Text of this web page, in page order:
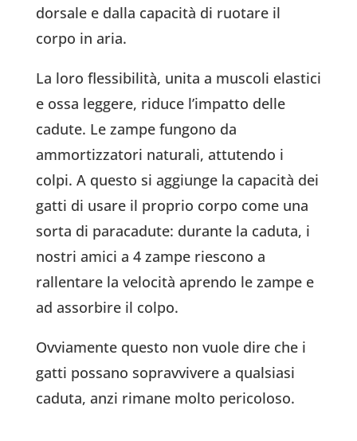
dorsale e dalla capacità di ruotare il
corpo in aria.
La loro flessibilità, unita a muscoli elastici
e ossa leggere, riduce l’impatto delle
cadute. Le zampe fungono da
ammortizzatori naturali, attutendo i
colpi. A questo si aggiunge la capacità dei
gatti di usare il proprio corpo come una
sorta di paracadute: durante la caduta, i
nostri amici a 4 zampe riescono a
rallentare la velocità aprendo le zampe e
ad assorbire il colpo.
Ovviamente questo non vuole dire che i
gatti possano sopravvivere a qualsiasi
caduta, anzi rimane molto pericoloso.